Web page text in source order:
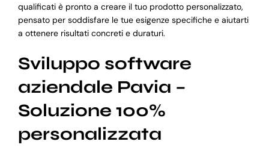
qualificati è pronto a creare il tuo prodotto personalizzato,
pensato per soddisfare le tue esigenze specifiche e aiutarti
a ottenere risultati concreti e duraturi.
Sviluppo software
aziendale Pavia –
Soluzione 100%
personalizzata